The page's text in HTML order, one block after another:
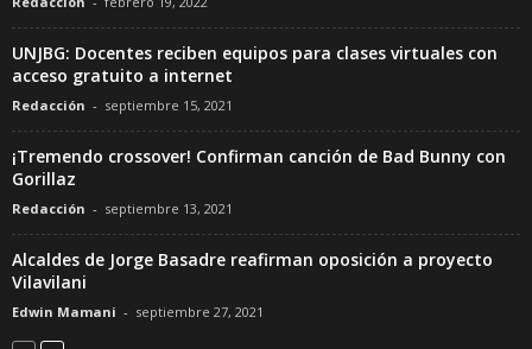
UNJBG: Docentes reciben equipos para clases virtuales con
acceso gratuito a internet
Redacción - septiembre 15, 2021
¡Tremendo crossover! Confirman canción de Bad Bunny con
Gorillaz
Redacción - septiembre 13, 2021
Alcaldes de Jorge Basadre reafirman oposición a proyecto
Vilavilani
Edwin Mamani - septiembre 27, 2021